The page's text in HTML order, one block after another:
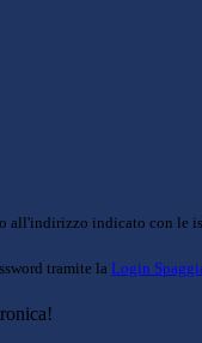
all'indirizzo indicato con le
tramite la Login